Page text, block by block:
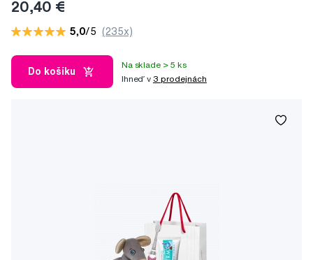
20,40 €
5,0/5 (235x)
Do košíku
Na sklade > 5 ks
Ihneď v 3 prodejnách